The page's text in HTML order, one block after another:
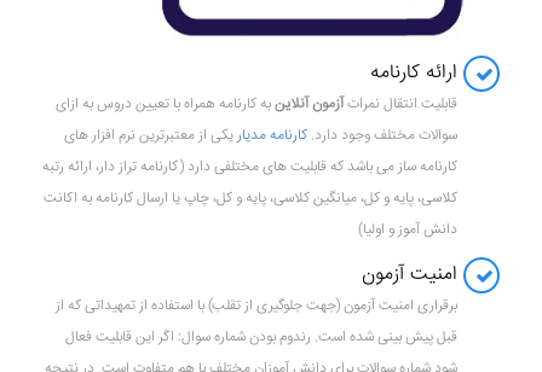
ارائه کارنامه
قابلیت انتقال نمراتآزمون آنلاینبه کارنامه همراه با تعیین دروس به ازای
سوالات مختلف وجود دارد. کارنامه مدیاریکی از معتبرترین نرم افزار های
کارنامه ساز می باشد که قابلیت های مختلفی دارد (کارنامه تراز دار، ارائه رتبه
کلاسی، پایه و کل، میانگین کلاسی، پایه و کل، چاپ یا ارسال کارنامه به اکانت
دانش آموز و اولیا)
امنیت آزمون
برقراری امنیت آزمون (جهت جلوگیری از تقلب) با استفاده از تمهیداتی که از
قبل پیش بینی شده است. رندوم بودن شماره سوال: اگر این قابلیت فعال